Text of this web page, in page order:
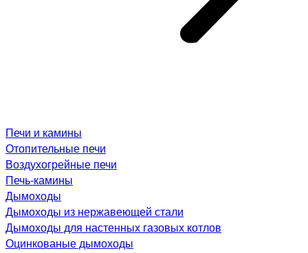
Печи и камины
Отопительные печи
Воздухогрейные печи
Печь-камины
Дымоходы
Дымоходы из нержавеющей стали
Дымоходы для настенных газовых котлов
Оцинкованые дымоходы